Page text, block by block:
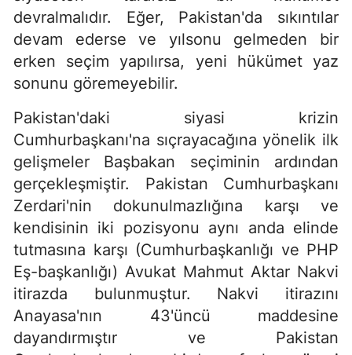
devralmalıdır. Eğer, Pakistan'da sıkıntılar
devam ederse ve yılsonu gelmeden bir
erken seçim yapılırsa, yeni hükümet yaz
sonunu göremeyebilir.
Pakistan'daki siyasi krizin
Cumhurbaşkanı'na sıçrayacağına yönelik ilk
gelişmeler Başbakan seçiminin ardından
gerçekleşmiştir. Pakistan Cumhurbaşkanı
Zerdari'nin dokunulmazlığına karşı ve
kendisinin iki pozisyonu aynı anda elinde
tutmasına karşı (Cumhurbaşkanlığı ve PHP
Eş-başkanlığı) Avukat Mahmut Aktar Nakvi
itirazda bulunmuştur. Nakvi itirazını
Anayasa'nın 43'üncü maddesine
dayandırmıştır ve Pakistan